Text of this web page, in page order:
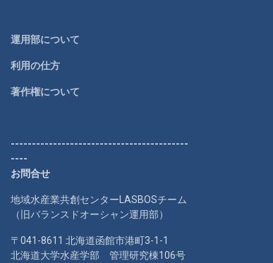
運用部について
利用の仕方
著作権について
------------------------------------------
----
お問合せ
地域水産業共創センターLASBOSチーム
（旧バランスドオーシャン運用部）
〒041-8611 北海道函館市港町3-1-1
北海道大学水産学部 管理研究棟106号